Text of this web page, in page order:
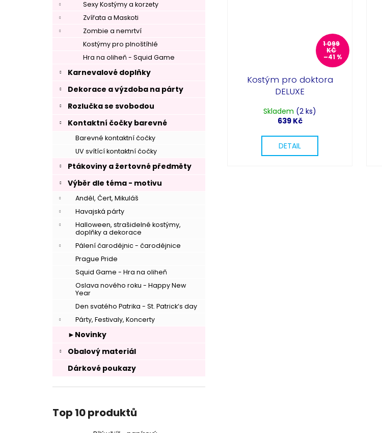
Sexy Kostýmy a korzety
Zvířata a Maskoti
Zombie a nemrtví
Kostýmy pro plnoštíhlé
Hra na oliheň - Squid Game
Karnevalové doplňky
Dekorace a výzdoba na párty
Rozlučka se svobodou
Kontaktní čočky barevné
Barevné kontaktní čočky
UV svítící kontaktní čočky
Ptákoviny a žertovné předměty
Výběr dle téma - motivu
Anděl, Čert, Mikuláš
Havajská párty
Halloween, strašidelné kostýmy,
doplňky a dekorace
Pálení čarodějnic - čarodějnice
Prague Pride
Squid Game - Hra na oliheň
Oslava nového roku - Happy New
Year
Den svatého Patrika - St. Patrick’s day
Párty, Festivaly, Koncerty
►Novinky
Obalový materiál
Dárkové poukazy
Top 10 produktů
1 099
KČ
–41 %
Kostým pro doktora
DELUXE
Skladem (2 ks)
639 Kč
DETAIL